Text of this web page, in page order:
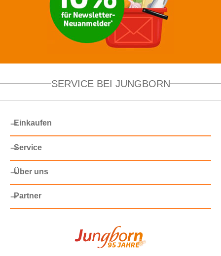
SERVICE BEI JUNGBORN
Einkaufen
Service
Über uns
Partner